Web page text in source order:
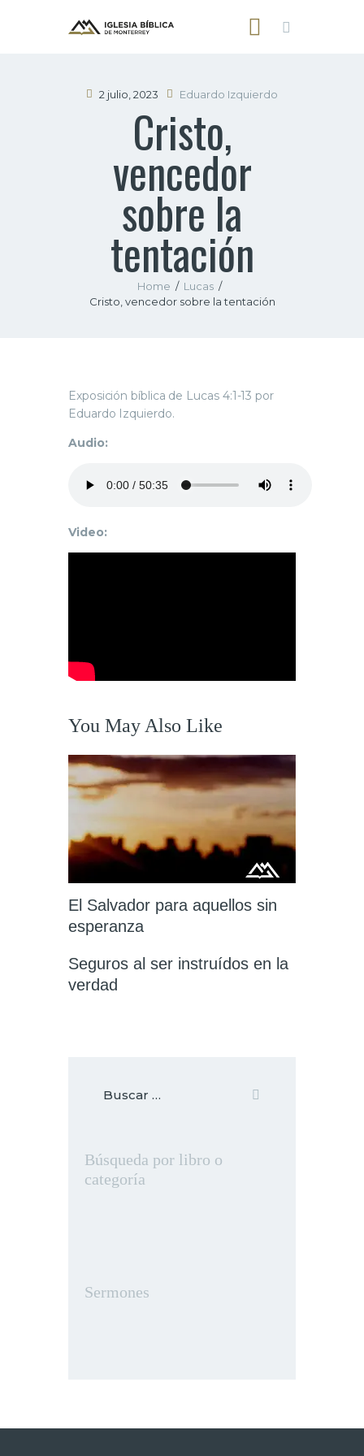
2 julio, 2023 Eduardo Izquierdo
Cristo,
vencedor
sobre la
tentación
Home
Lucas
Cristo, vencedor sobre la tentación
NOSOTROS
SERMONES
CONTACTO
Exposición bíblica de Lucas 4:1-13 por
Eduardo Izquierdo.
Audio:
Video:
You May Also Like
El Salvador para aquellos sin
esperanza
Seguros al ser instruídos en la
verdad
Búsqueda por libro o
categoría
Sermones